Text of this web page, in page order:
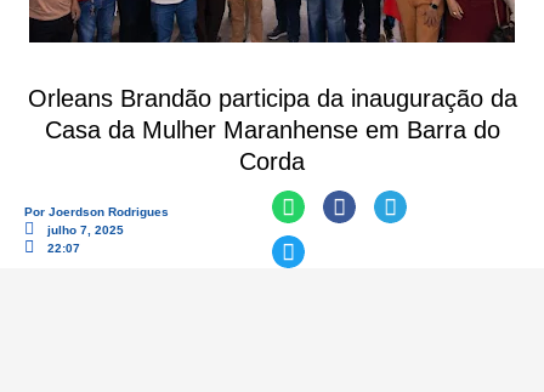
Orleans Brandão participa da inauguração da
Casa da Mulher Maranhense em Barra do
Corda
Por Joerdson Rodrigues
julho 7, 2025
22:07